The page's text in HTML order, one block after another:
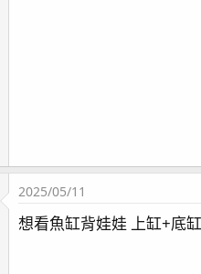
2025/05/11
想看魚缸背娃娃 上缸+底